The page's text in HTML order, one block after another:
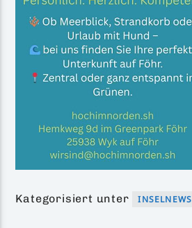
Kategorisiert unter INSELNEWS